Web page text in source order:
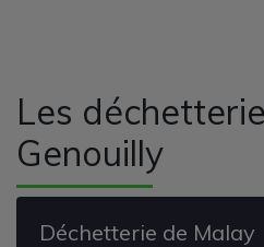
Les
Genouilly
Déchetterie de Malay